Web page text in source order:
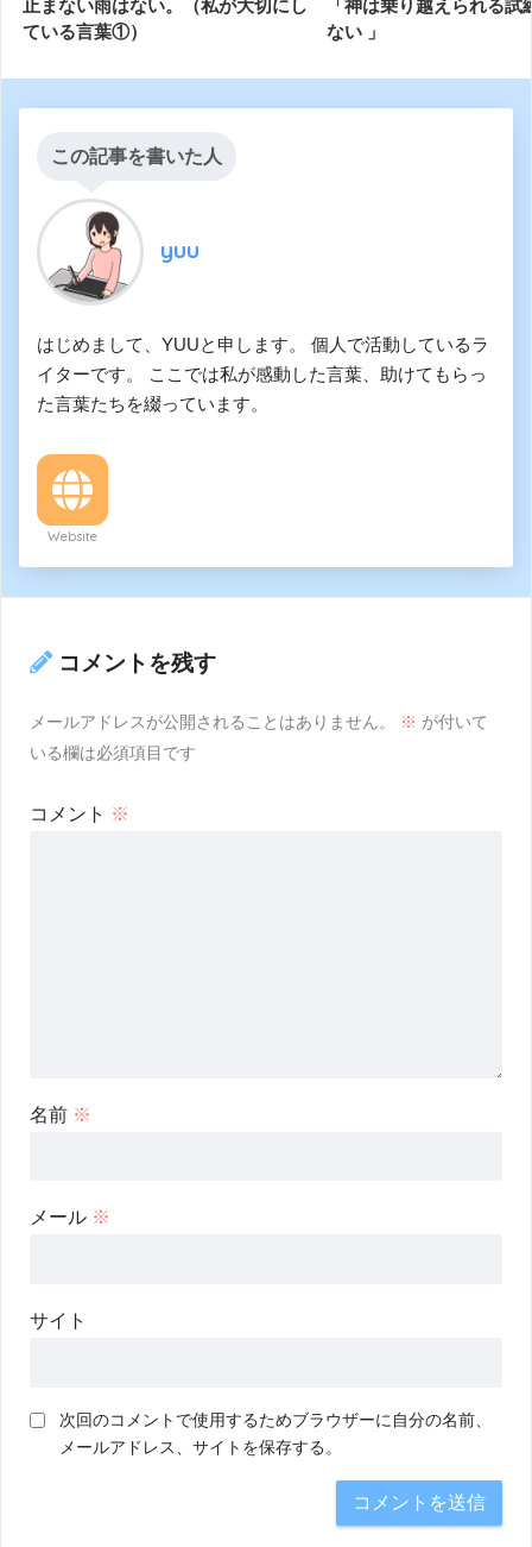
止まない雨はない。（私が大切にし
ている言葉①）
「神は乗り越えられる試
ない 」
この記事を書いた人
yuu
はじめまして、YUUと申します。 個人で活動しているラ
イターです。 ここでは私が感動した言葉、助けてもらっ
た言葉たちを綴っています。
Website
コメントを残す
メールアドレスが公開されることはありません。 ※ が付いて
いる欄は必須項目です
コメント ※
名前 ※
メール ※
サイト
次回のコメントで使用するためブラウザーに自分の名前、
メールアドレス、サイトを保存する。